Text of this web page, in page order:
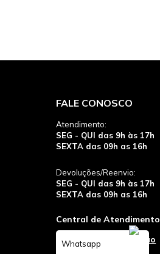
FALE CONOSCO
Atendimento:
SEG - QUI das 9h às 17h
SEXTA das 09h as 16h
Devoluções/Reenvio:
SEG - QUI das 9h às 17h
SEXTA das 09h as 16h
Central de Atendimento
Whatsapp